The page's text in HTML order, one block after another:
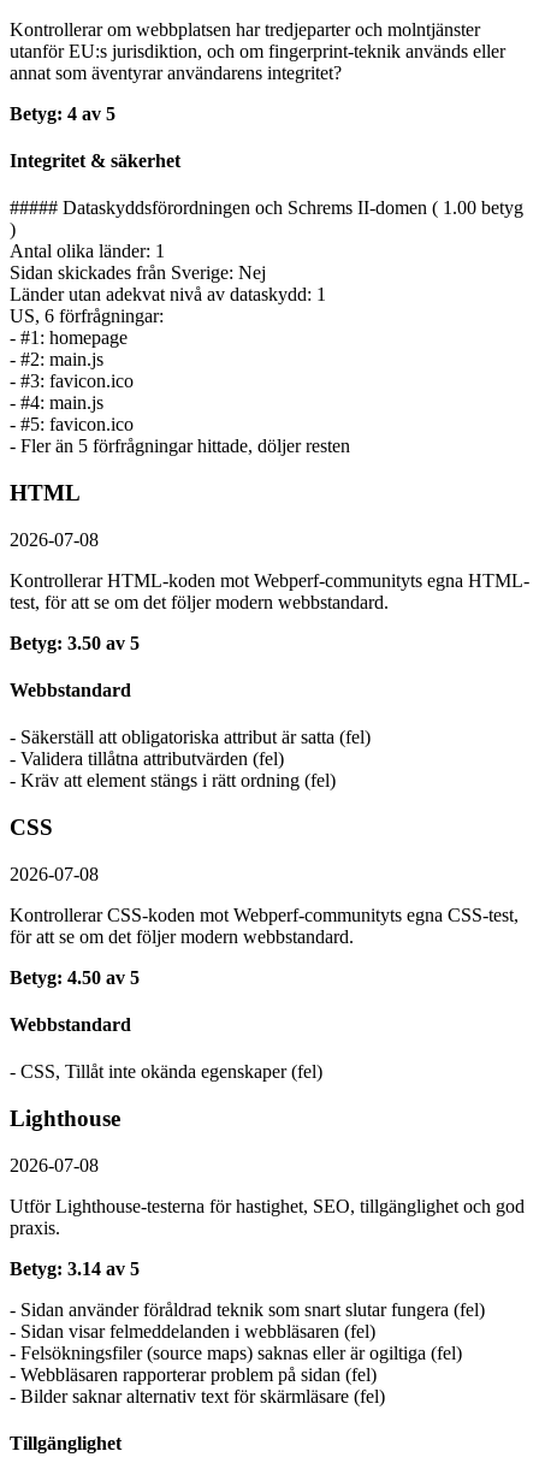
Kontrollerar om webbplatsen har tredjeparter och molntjänster
utanför EU:s jurisdiktion, och om fingerprint-teknik används eller
annat som äventyrar användarens integritet?
Betyg: 4 av 5
Integritet & säkerhet
##### Dataskyddsförordningen och Schrems II-domen ( 1.00 betyg
)
Antal olika länder: 1
Sidan skickades från Sverige: Nej
Länder utan adekvat nivå av dataskydd: 1
US, 6 förfrågningar:
- #1: homepage
- #2: main.js
- #3: favicon.ico
- #4: main.js
- #5: favicon.ico
- Fler än 5 förfrågningar hittade, döljer resten
HTML
2026-07-08
Kontrollerar HTML-koden mot Webperf-communityts egna HTML-
test, för att se om det följer modern webbstandard.
Betyg: 3.50 av 5
Webbstandard
- Säkerställ att obligatoriska attribut är satta (fel)
- Validera tillåtna attributvärden (fel)
- Kräv att element stängs i rätt ordning (fel)
CSS
2026-07-08
Kontrollerar CSS-koden mot Webperf-communityts egna CSS-test,
för att se om det följer modern webbstandard.
Betyg: 4.50 av 5
Webbstandard
- CSS, Tillåt inte okända egenskaper (fel)
Lighthouse
2026-07-08
Utför Lighthouse-testerna för hastighet, SEO, tillgänglighet och god
praxis.
Betyg: 3.14 av 5
- Sidan använder föråldrad teknik som snart slutar fungera (fel)
- Sidan visar felmeddelanden i webbläsaren (fel)
- Felsökningsfiler (source maps) saknas eller är ogiltiga (fel)
- Webbläsaren rapporterar problem på sidan (fel)
- Bilder saknar alternativ text för skärmläsare (fel)
Tillgänglighet